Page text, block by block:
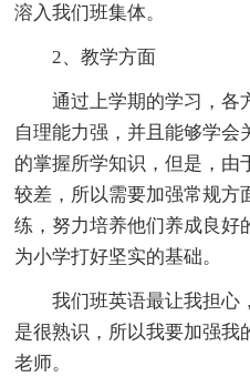
溶入我们班集体。
2、教学方面
通过上学期的学习，各
自理能力强，并且能够学会
的掌握所学知识，但是，由
较差，所以需要加强常规方
练，努力培养他们养成良好
为小学打好坚实的基础。
我们班英语最让我担心
是很熟识，所以我要加强我
老师。